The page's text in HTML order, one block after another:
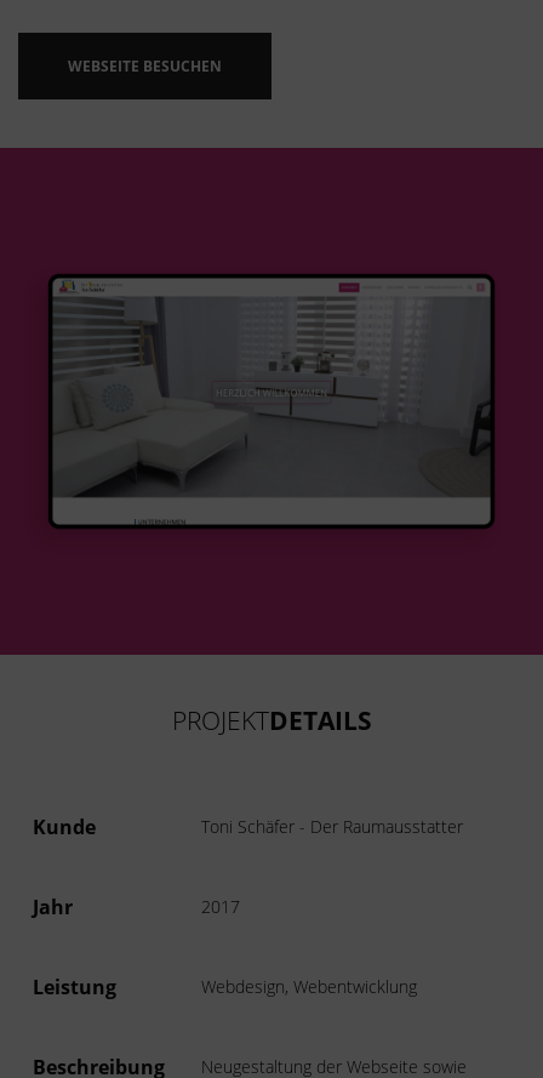
WEBSEITE BESUCHEN
PROJEKTDETAILS
Kunde Toni Schäfer - Der Raumausstatter
Jahr 2017
Leistung Webdesign, Webentwicklung
Beschreibung
Neugestaltung der Webseite sowie